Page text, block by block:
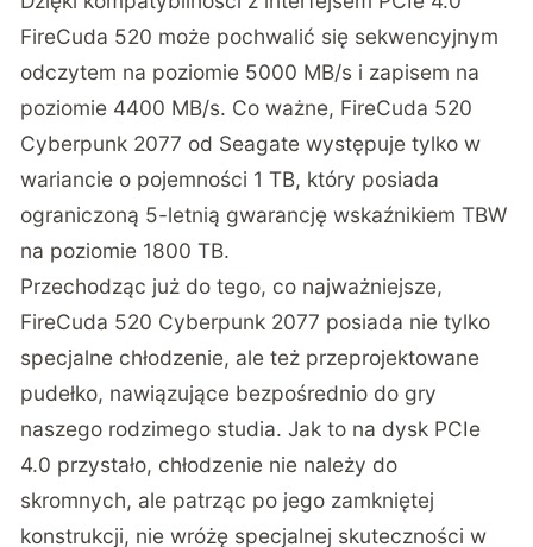
FireCuda 520 może pochwalić się sekwencyjnym
odczytem na poziomie 5000 MB/s i zapisem na
poziomie 4400 MB/s. Co ważne, FireCuda 520
Cyberpunk 2077 od Seagate występuje tylko w
wariancie o pojemności 1 TB, który posiada
ograniczoną 5-letnią gwarancję wskaźnikiem TBW
na poziomie 1800 TB.
Przechodząc już do tego, co najważniejsze,
FireCuda 520 Cyberpunk 2077 posiada nie tylko
specjalne chłodzenie, ale też przeprojektowane
pudełko, nawiązujące bezpośrednio do gry
naszego rodzimego studia. Jak to na dysk PCIe
4.0 przystało, chłodzenie nie należy do
skromnych, ale patrząc po jego zamkniętej
konstrukcji, nie wróżę specjalnej skuteczności w